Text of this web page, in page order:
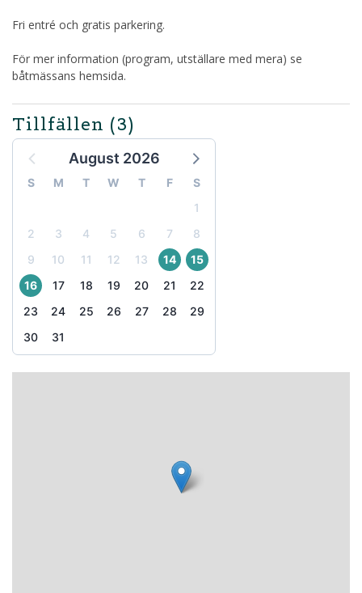
Fri entré och gratis parkering.
För mer information (program, utställare med mera) se
båtmässans hemsida.
Tillfällen (3)
August 2026
S M T W T F
S
1
2
3 4 5 6 7
8
9
10 11 12 13 14
15
16
17 18 19 20 21
22
23
24 25 26 27 28
29
30
31